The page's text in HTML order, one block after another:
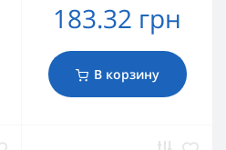
183.32 грн
В корзину